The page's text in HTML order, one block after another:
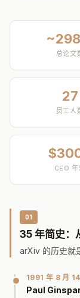
总论文
27
员工人
CEO 年
01
35 年简史：
arXiv 的历史就
1991 年 8 月 14
Paul